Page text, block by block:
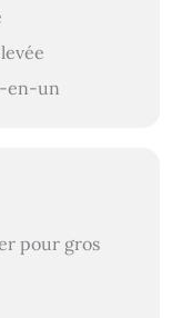
en-un
pour gros